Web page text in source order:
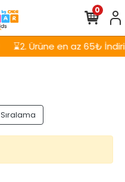
⌛2. Ürüne en az 65₺
0
Sıralama